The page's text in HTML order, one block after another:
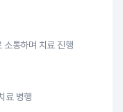
소통하며 치료 진행
료 병행